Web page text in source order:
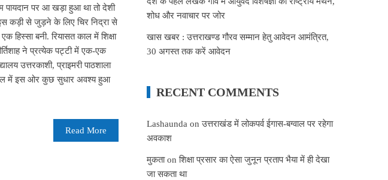
पायदान पर आ खड़ा हुआ था तो देशी
कड़ी से जुड़ने के लिए चिर निद्रा से
हिस्सा बनी. रियासत काल में शिक्षा
ने प्रत्येक पट्टी में एक-एक
उत्तरकाशी, प्राइमरी पाठशाला
में इस ओर कुछ सुधार अवश्य हुआ
Read More
शोध और नवाचार पर जोर
खास खबर : उत्तराखण्ड गौरव सम्मान हेतु आवेदन आमंत्रित,
30 अगस्त तक करें आवेदन
RECENT COMMENTS
Lashaunda onउत्तराखंड में लोकपर्व ईगास-बग्वाल पर रहेगा
अवकाश
मुकताonशिक्षा प्रसार का ऐसा जुनून प्रताप भैया में ही देखा
जा सकता था